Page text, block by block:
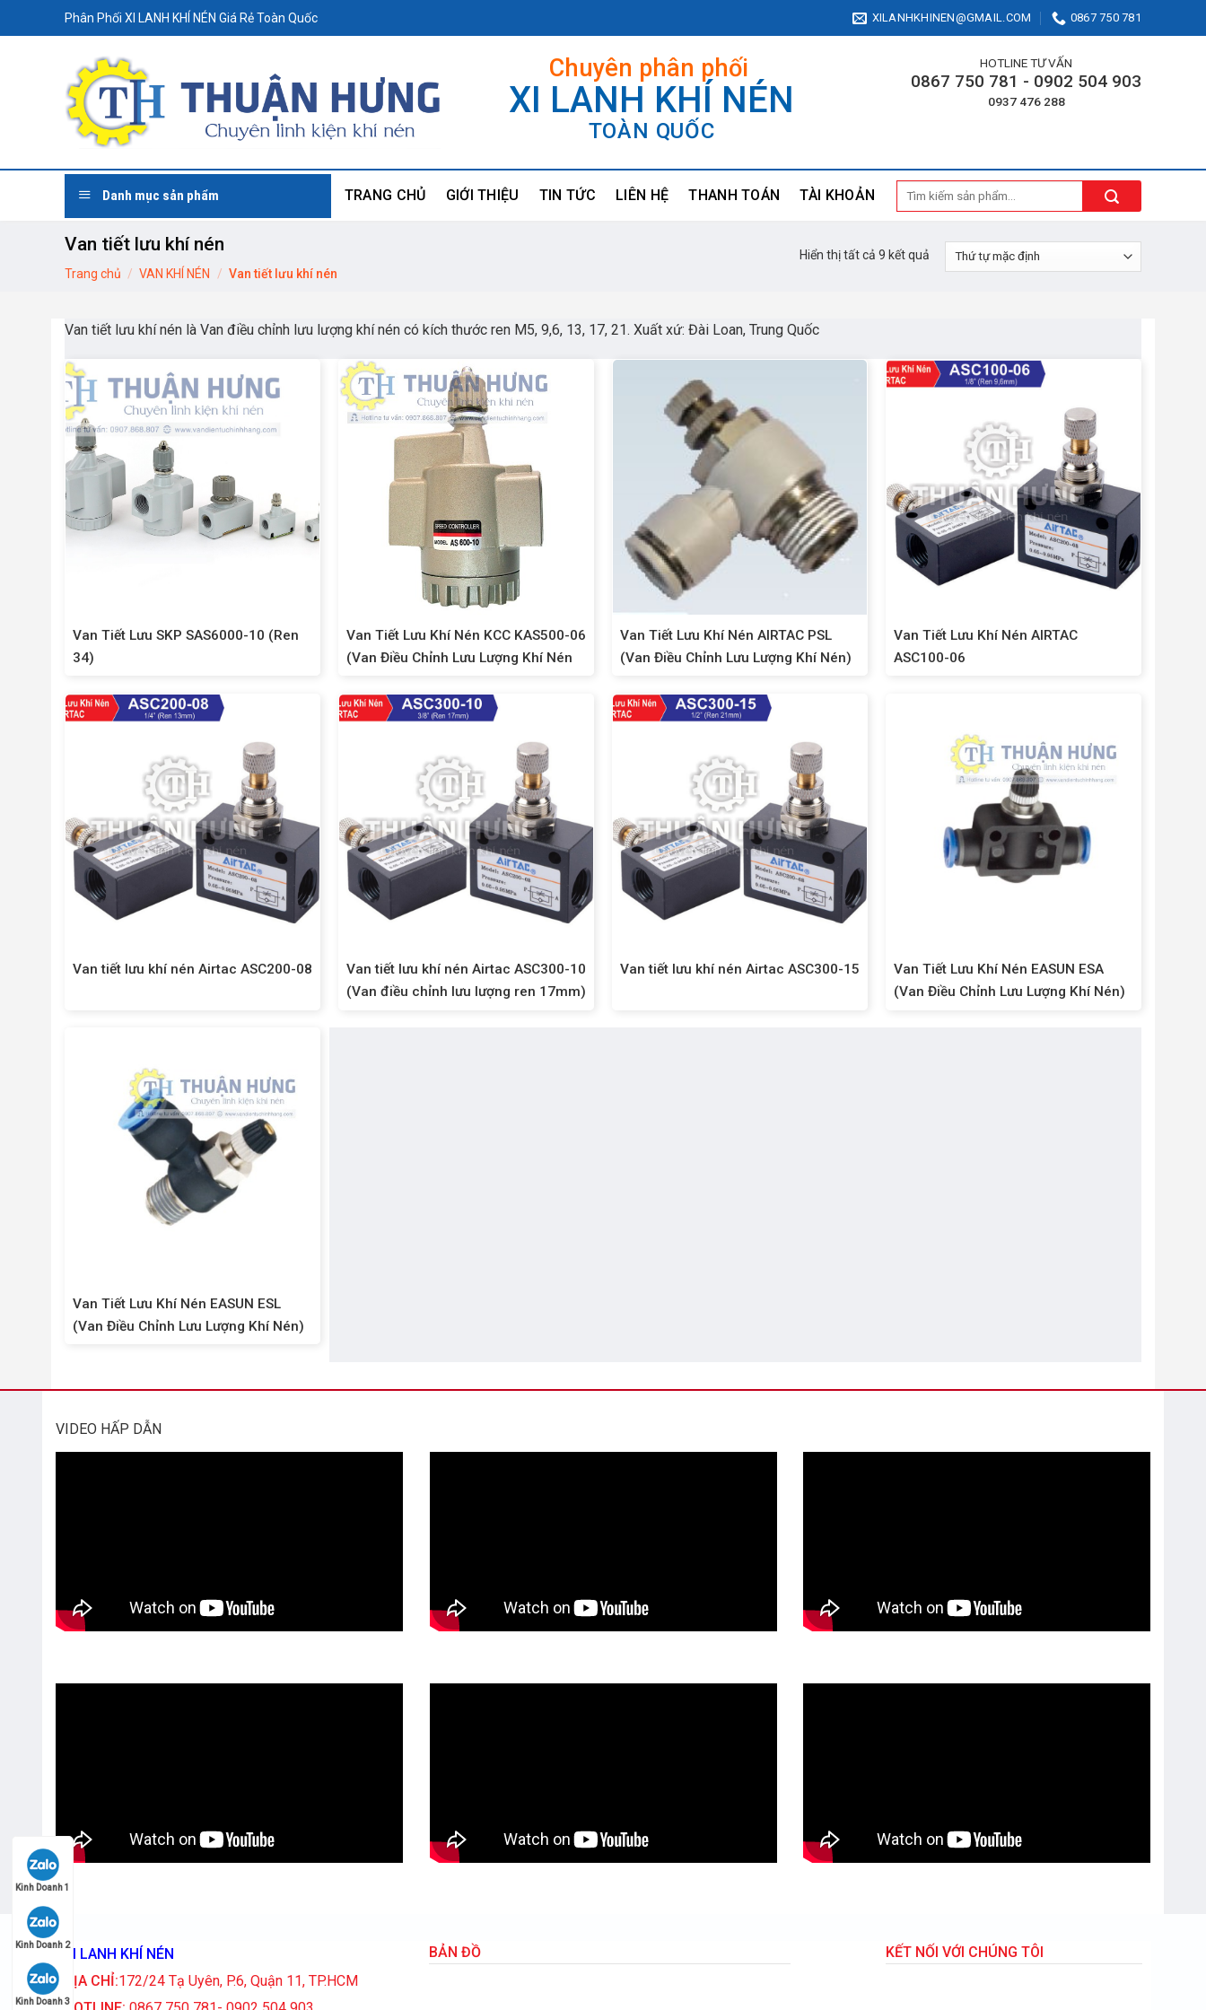
to
Phân Phối XI LANH KHÍ NÉN Giá Rẻ Toàn Quốc XILANHKHINEN@GMAIL.COM 0867 750 781
Chuyên phân phối
XI LANH KHÍ NÉN
TOÀN QUỐC
HOTLINE TƯ VẤN
0867 750 781 - 0902 504 903
0937 476 288
Danh mục sản phẩm TRANG CHỦ GIỚI THIỆU TIN TỨC LIÊN HỆ THANH TOÁN TÀI KHOẢN
Tìm
kiếm:
Van tiết lưu khí nén
Trang chủ / VAN KHÍ NÉN / Van tiết lưu khí nén
Hiển thị tất cả 9 kết quả
Van tiết lưu khí nén là Van điều chỉnh lưu lượng khí nén có kích thước ren M5, 9,6, 13, 17, 21. Xuất xứ: Đài Loan, Trung Quốc
Van Tiết Lưu SKP SAS6000-10 (Ren
34)
Van Tiết Lưu Khí Nén KCC KAS500-06
(Van Điều Chỉnh Lưu Lượng Khí Nén
Van Tiết Lưu Khí Nén AIRTAC PSL
(Van Điều Chỉnh Lưu Lượng Khí Nén)
Van Tiết Lưu Khí Nén AIRTAC
ASC100-06
Van tiết lưu khí nén Airtac ASC200-08
Van tiết lưu khí nén Airtac ASC300-10
(Van điều chỉnh lưu lượng ren 17mm)
Van tiết lưu khí nén Airtac ASC300-15
Van Tiết Lưu Khí Nén EASUN ESA
(Van Điều Chỉnh Lưu Lượng Khí Nén)
Van Tiết Lưu Khí Nén EASUN ESL
(Van Điều Chỉnh Lưu Lượng Khí Nén)
VIDEO HẤP DẪN
XI LANH KHÍ NÉN
ĐỊA CHỈ:172/24 Tạ Uyên, P.6, Quận 11, TP.HCM
BẢN ĐỒ KẾT NỐI VỚI CHÚNG TÔI
Kinh Doanh 1
Kinh Doanh 2
Kinh Doanh 3